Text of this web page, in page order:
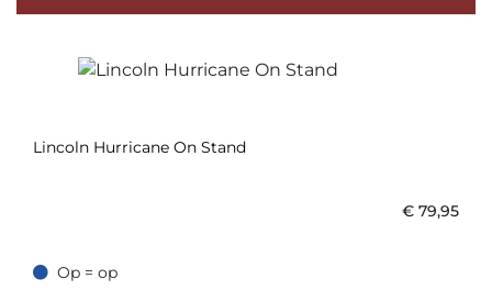
Lincoln Hurricane On Stand
€ 79,95
Op = op
Op = op